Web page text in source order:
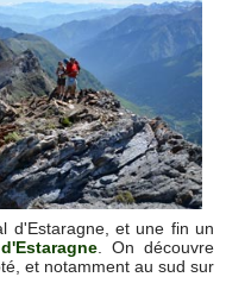
d'Estaragne, et une fin un
. On découvre
et notamment au sud sur